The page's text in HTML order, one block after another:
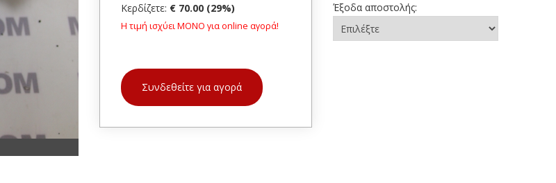
Κερδίζετε: € 70.00 (29%)
Η τιμή ισχύει ΜΟΝΟ για online αγορά!
Συνδεθείτε για αγορά
Έξοδα αποστολής: